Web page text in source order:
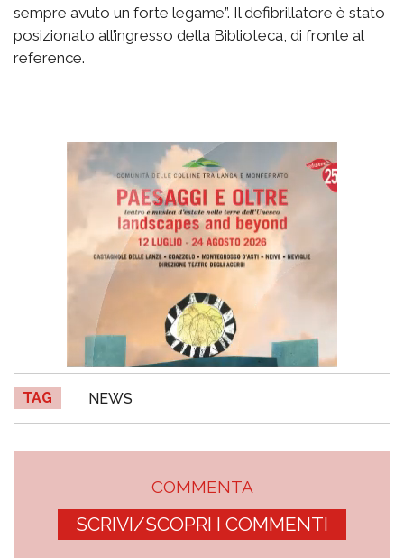
sempre avuto un forte legame”. Il defibrillatore è stato
posizionato all’ingresso della Biblioteca, di fronte al
reference.
TAG NEWS
COMMENTA
SCRIVI/SCOPRI I COMMENTI